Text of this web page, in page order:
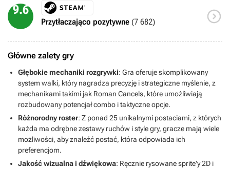
9.6
Przytłaczająco pozytywne (7 682) 
Główne zalety gry
Głębokie mechaniki rozgrywki: Gra oferuje skomplikowany
system walki, który nagradza precyzję i strategiczne myślenie, z
mechanikami takimi jak Roman Cancels, które umożliwiają
rozbudowany potencjał combo i taktyczne opcje.
Różnorodny roster: Z ponad 25 unikalnymi postaciami, z których
każda ma odrębne zestawy ruchów i style gry, gracze mają wiele
możliwości, aby znaleźć postać, która odpowiada ich
preferencjom.
Jakość wizualna i dźwiękowa: Ręcznie rysowane sprite'y 2D i